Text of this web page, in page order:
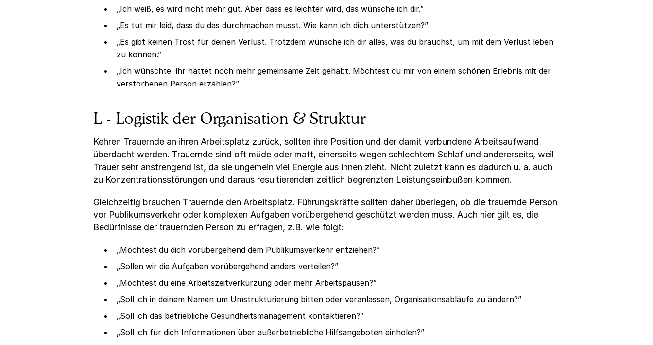
„Ich weiß, es wird nicht mehr gut. Aber dass es leichter wird, das wünsche ich dir.”
„Es tut mir leid, dass du das durchmachen musst. Wie kann ich dich unterstützen?”
„Es gibt keinen Trost für deinen Verlust. Trotzdem wünsche ich dir alles, was du brauchst, um mit dem Verlust leben
zu können.”
„Ich wünschte, ihr hättet noch mehr gemeinsame Zeit gehabt. Möchtest du mir von einem schönen Erlebnis mit der
verstorbenen Person erzählen?”
L - Logistik der Organisation & Struktur
Kehren Trauernde an ihren Arbeitsplatz zurück, sollten ihre Position und der damit verbundene Arbeitsaufwand
überdacht werden. Trauernde sind oft müde oder matt, einerseits wegen schlechtem Schlaf und andererseits, weil
Trauer sehr anstrengend ist, da sie ungemein viel Energie aus ihnen zieht. Nicht zuletzt kann es dadurch u. a. auch
zu Konzentrationsstörungen und daraus resultierenden zeitlich begrenzten Leistungseinbußen kommen.
Gleichzeitig brauchen Trauernde den Arbeitsplatz. Führungskräfte sollten daher überlegen, ob die trauernde Person
vor Publikumsverkehr oder komplexen Aufgaben vorübergehend geschützt werden muss. Auch hier gilt es, die
Bedürfnisse der trauernden Person zu erfragen, z.B. wie folgt:
„Möchtest du dich vorübergehend dem Publikumsverkehr entziehen?”
„Sollen wir die Aufgaben vorübergehend anders verteilen?”
„Möchtest du eine Arbeitszeitverkürzung oder mehr Arbeitspausen?”
„Soll ich in deinem Namen um Umstrukturierung bitten oder veranlassen, Organisationsabläufe zu ändern?”
„Soll ich das betriebliche Gesundheitsmanagement kontaktieren?”
„Soll ich für dich Informationen über außerbetriebliche Hilfsangeboten einholen?”